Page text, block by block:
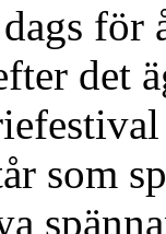
för
det
som